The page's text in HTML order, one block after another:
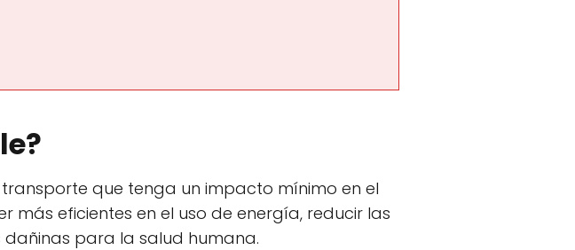
que tenga un impacto mínimo en el
más eficientes en el uso de energía, reducir las
dañinas para la salud humana.